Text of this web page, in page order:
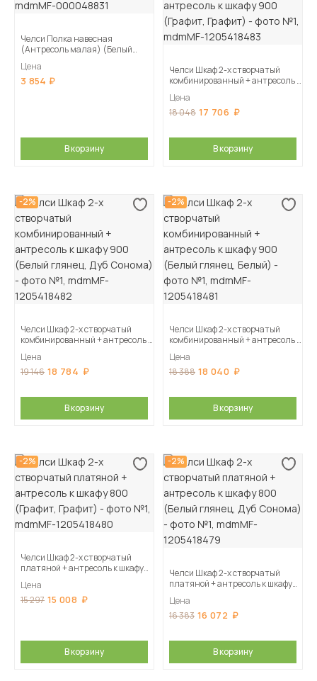
Челси Полка навесная
(Антресоль малая) (Белый
Цена
3 854
В корзину
Челси Шкаф 2-х створчатый
комбинированный + антресоль к
Цена
18 048 17 706
В корзину
-2%
Челси Шкаф 2-х створчатый
комбинированный + антресоль к
Сонома)
Цена
19 146 18 784
В корзину
-2%
Челси Шкаф 2-х створчатый
комбинированный + антресоль к
Белый)
Цена
18 388 18 040
В корзину
-2%
Челси Шкаф 2-х створчатый
платяной + антресоль к шкафу
Цена
15 297 15 008
В корзину
-2%
Челси Шкаф 2-х створчатый
платяной + антресоль к шкафу
Сонома)
Цена
16 383 16 072
В корзину